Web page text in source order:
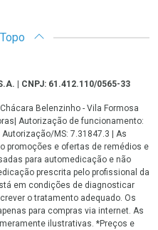
| CNPJ: 61.412.110/0565-33
Belenzinho - Vila Formosa
Autorização de funcionamento:
MS: 7.31847.3 | As
promoções e ofertas de remédios e
para automedicação e não
prescrita pelo profissional da
em condições de diagnosticar
o tratamento adequado. Os
para compras via internet. As
ilustrativas. *Preços e